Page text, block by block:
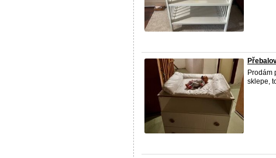
Prodám
sklepe,